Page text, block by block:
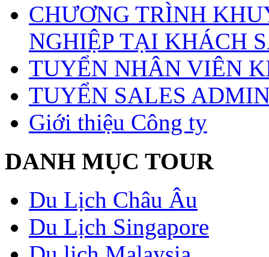
CHƯƠNG TRÌNH
NGHIỆP TẠI KHÁCH
TUYỂN NHÂN VIÊN
TUYỂN SALES
Giới thiệu Công ty
DANH MỤC TOUR
Du Lịch Châu Âu
Du Lịch Singapore